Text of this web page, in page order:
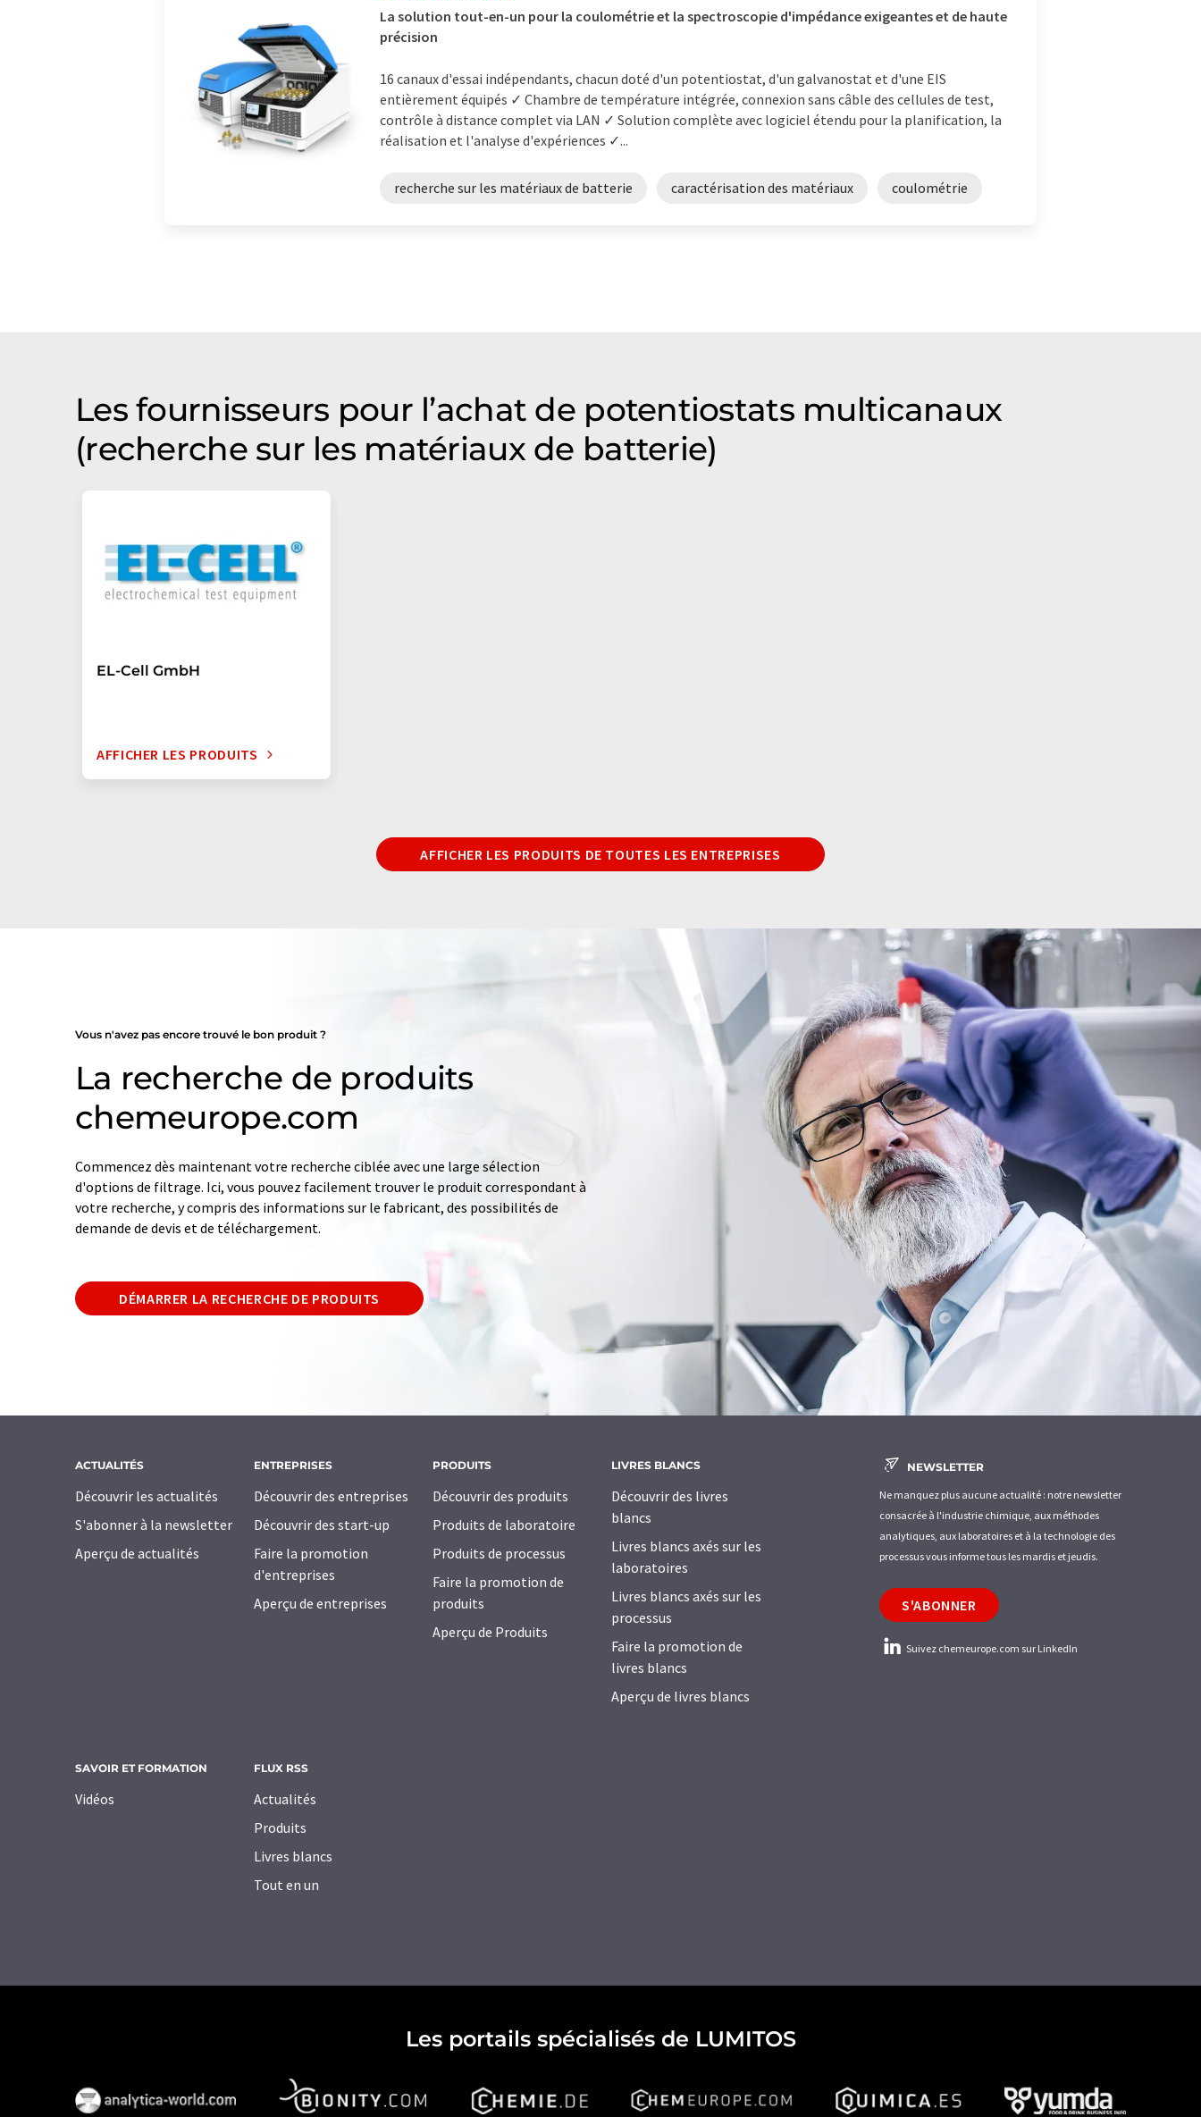
La solution tout-en-un pour la coulométrie et la spectroscopie d'impédance exigeantes et de haute
précision
16 canaux d'essai indépendants, chacun doté d'un potentiostat, d'un galvanostat et d'une EIS
entièrement équipés ✓ Chambre de température intégrée, connexion sans câble des cellules de test,
contrôle à distance complet via LAN ✓ Solution complète avec logiciel étendu pour la planification, la
réalisation et l'analyse d'expériences ✓...
recherche sur les matériaux de batterie caractérisation des matériaux coulométrie
Les fournisseurs pour l’achat de potentiostats multicanaux
(recherche sur les matériaux de batterie)
EL-Cell GmbH
AFFICHER LES PRODUITS
AFFICHER LES PRODUITS DE TOUTES LES ENTREPRISES
Vous n'avez pas encore trouvé le bon produit ?
La recherche de produits
chemeurope.com
Commencez dès maintenant votre recherche ciblée avec une large sélection
d'options de filtrage. Ici, vous pouvez facilement trouver le produit correspondant à
votre recherche, y compris des informations sur le fabricant, des possibilités de
demande de devis et de téléchargement.
DÉMARRER LA RECHERCHE DE PRODUITS
ACTUALITÉS
Découvrir les actualités
S'abonner à la newsletter
Aperçu de actualités
ENTREPRISES
Découvrir des entreprises
Découvrir des start-up
Faire la promotion
d'entreprises
Aperçu de entreprises
PRODUITS
Découvrir des produits
Produits de laboratoire
Produits de processus
Faire la promotion de
produits
Aperçu de Produits
LIVRES BLANCS
Découvrir des livres
blancs
Livres blancs axés sur les
laboratoires
Livres blancs axés sur les
processus
Faire la promotion de
livres blancs
Aperçu de livres blancs
SAVOIR ET FORMATION
Vidéos
FLUX RSS
Actualités
Produits
Livres blancs
Tout en un
NEWSLETTER
Ne manquez plus aucune actualité : notre newsletter
consacrée à l'industrie chimique, aux méthodes
analytiques, aux laboratoires et à la technologie des
processus vous informe tous les mardis et jeudis.
S'ABONNER
Suivez chemeurope.com sur LinkedIn
Les portails spécialisés de LUMITOS